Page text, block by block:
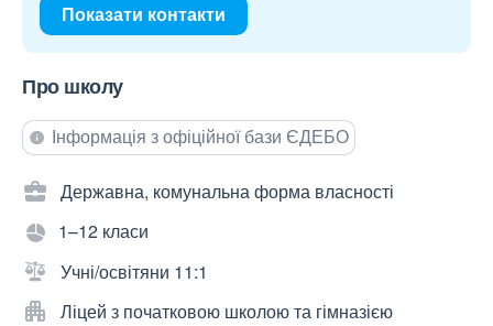
Показати контакти
Про школу
Інформація з офіційної бази ЄДЕБО
Державна, комунальна форма власності
1–12 класи
Учні/освітяни 11:1
Ліцей з початковою школою та гімназією